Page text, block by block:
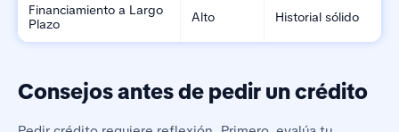
Financiamiento a Largo
Plazo
Alto Historial sólido
Consejos antes de pedir un crédito